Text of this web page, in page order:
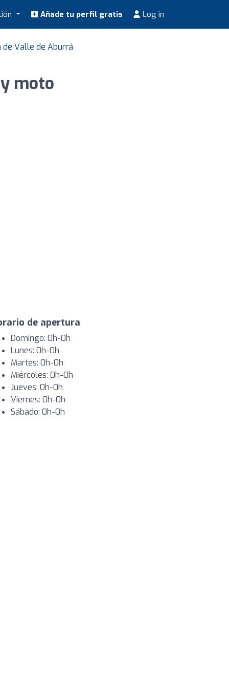
Añade tu perfil gratis Log in
de Valle de Aburrá
moto
de apertura
Domingo: 0h-0h
Lunes: 0h-0h
Martes: 0h-0h
Miércoles: 0h-0h
Jueves: 0h-0h
Viernes: 0h-0h
Sábado: 0h-0h